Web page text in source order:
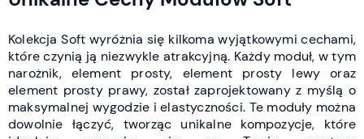
Kolekcja Soft wyróżnia się kilkoma wyjątkowymi cechami,
które czynią ją niezwykle atrakcyjną. Każdy moduł, w tym
narożnik, element prosty, element prosty lewy oraz
element prosty prawy, został zaprojektowany z myślą o
maksymalnej wygodzie i elastyczności. Te moduły można
dowolnie łączyć, tworząc unikalne kompozycje, które